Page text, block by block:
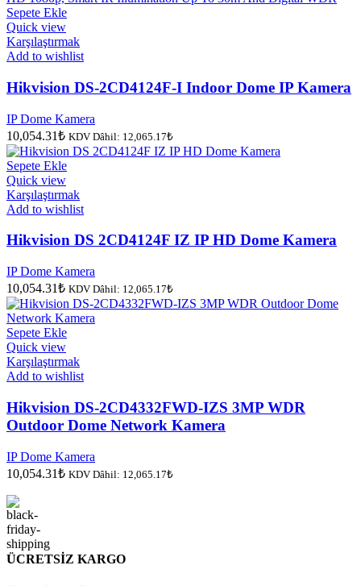
Sepete Ekle
Quick view
Karşılaştırmak
Add to wishlist
Hikvision DS-2CD4124F-I Indoor Dome IP Kamera
IP Dome Kamera
10,054.31₺ KDV Dâhil: 12,065.17₺
Sepete Ekle
Quick view
Karşılaştırmak
Add to wishlist
Hikvision DS 2CD4124F IZ IP HD Dome Kamera
IP Dome Kamera
10,054.31₺ KDV Dâhil: 12,065.17₺
Sepete Ekle
Quick view
Karşılaştırmak
Add to wishlist
Hikvision DS-2CD4332FWD-IZS 3MP WDR
Outdoor Dome Network Kamera
IP Dome Kamera
10,054.31₺ KDV Dâhil: 12,065.17₺
ÜCRETSİZ KARGO